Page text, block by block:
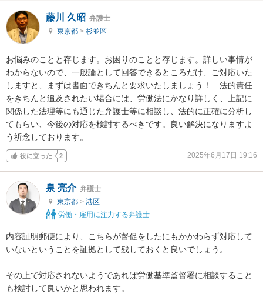
藤川 久昭 弁護士
東京都 > 杉並区
お悩みのことと存じます。お困りのことと存じます。詳しい事情が
わからないので、一般論として回答できるところだけ、ご対応いた
しますと、まずは書面できちんと要求いたしましょう！　法的責任
をきちんと追及されたい場合には、労働法にかなり詳しく、上記に
関係した法理等にも通じた弁護士等に相談し、法的に正確に分析し
てもらい、今後の対応を検討するべきです。良い解決になりますよ
う祈念しております。
役に立った 2 2025年6月17日 19:16
泉 亮介 弁護士
東京都 > 港区
労働・雇用に注力する弁護士
内容証明郵便により、こちらが督促をしたにもかかわらず対応して
いないということを証拠として残しておくと良いでしょう。
その上で対応されないようであれば労働基準監督署に相談すること
も検討して良いかと思われます。